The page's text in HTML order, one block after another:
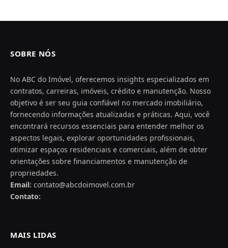
SOBRE NÓS
No ABC do Imóvel, oferecemos insights especializados em
contratos, carreiras, imóveis, crédito e manutenção. Nosso
objetivo é ser seu guia confiável no mercado imobiliário,
fornecendo informações atualizadas e práticas. Aqui, você
encontrará recursos essenciais para entender melhor os
aspectos legais, explorar oportunidades profissionais,
otimizar espaços residenciais e comerciais, além de obter
orientações sobre financiamentos e manutenção de
propriedades.
Email: contato@abcdoimovel.com.br
Contato:
MAIS LIDAS